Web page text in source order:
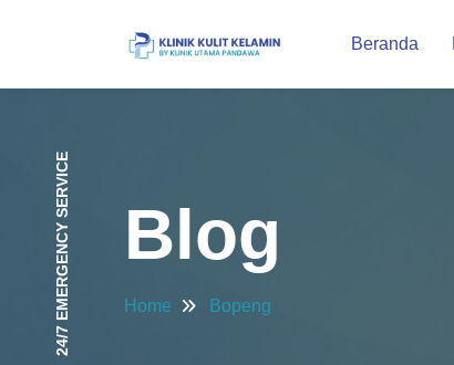
Beranda
Blog
Home Bopeng
24/7 EMERGENCY SERVICE